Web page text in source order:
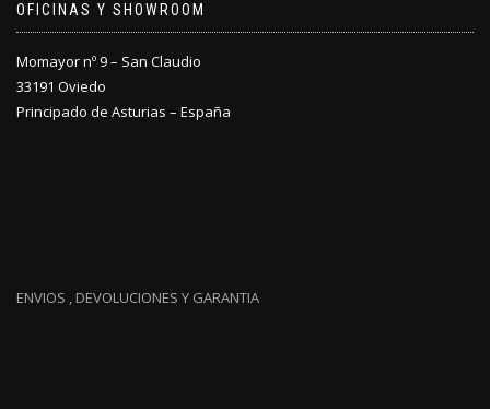
OFICINAS Y SHOWROOM
Momayor nº 9 – San Claudio
33191 Oviedo
Principado de Asturias – España
ENVIOS , DEVOLUCIONES Y GARANTIA